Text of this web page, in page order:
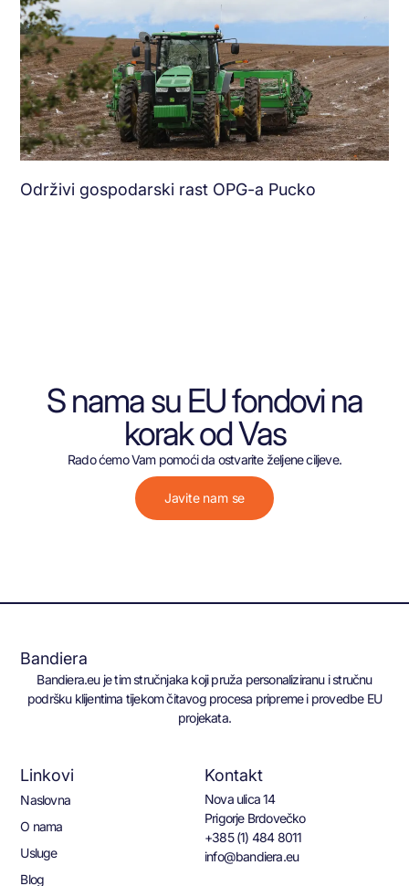
Održivi gospodarski rast OPG-a Pucko
S nama su EU fondovi na
korak od Vas
Rado ćemo Vam pomoći da ostvarite željene ciljeve.
Javite nam se
Bandiera
Bandiera.eu je tim stručnjaka koji pruža personaliziranu i stručnu
podršku klijentima tijekom čitavog procesa pripreme i provedbe EU
projekata.
Linkovi
Naslovna
O nama
Usluge
Blog
Kontakt
Nova ulica 14
Prigorje Brdovečko
+385 (1) 484 8011
info@bandiera.eu